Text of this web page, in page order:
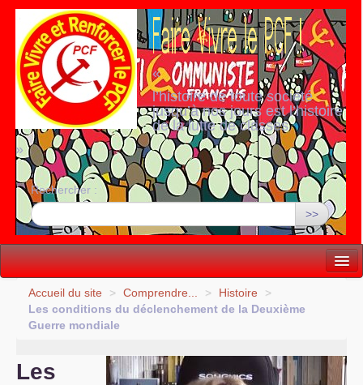
«
l’histoire de toute société
jusqu’à nos jours est l’histoire
de la lutte de classes
»
Rechercher :
>>
Vie politique
Lutter, Unir...
Accueil du site > Comprendre... > Histoire
>
Les conditions du déclenchement de la Deuxième
Guerre mondiale
Les